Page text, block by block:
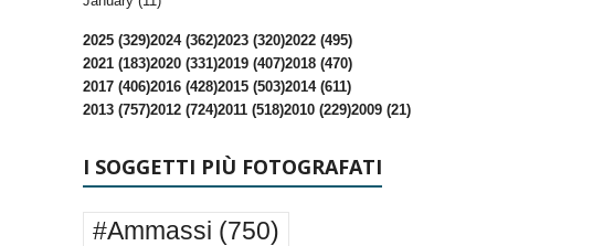
2025 (329)2024 (362)2023 (320)2022 (495)
2021 (183)2020 (331)2019 (407)2018 (470)
2017 (406)2016 (428)2015 (503)2014 (611)
2013 (757)2012 (724)2011 (518)2010 (229)2009 (21)
I SOGGETTI PIÙ FOTOGRAFATI
#Ammassi (750)